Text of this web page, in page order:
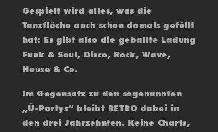
Gespielt wird alles, was die
Tanzfläche auch schon damals gefüllt
hat: Es gibt also die geballte Ladung
Funk & Soul, Disco, Rock, Wave,
House & Co.
Im Gegensatz zu den sogenannten
„Ü-Partys“ bleibt RETRO dabei in
den drei Jahrzehnten. Keine Charts,